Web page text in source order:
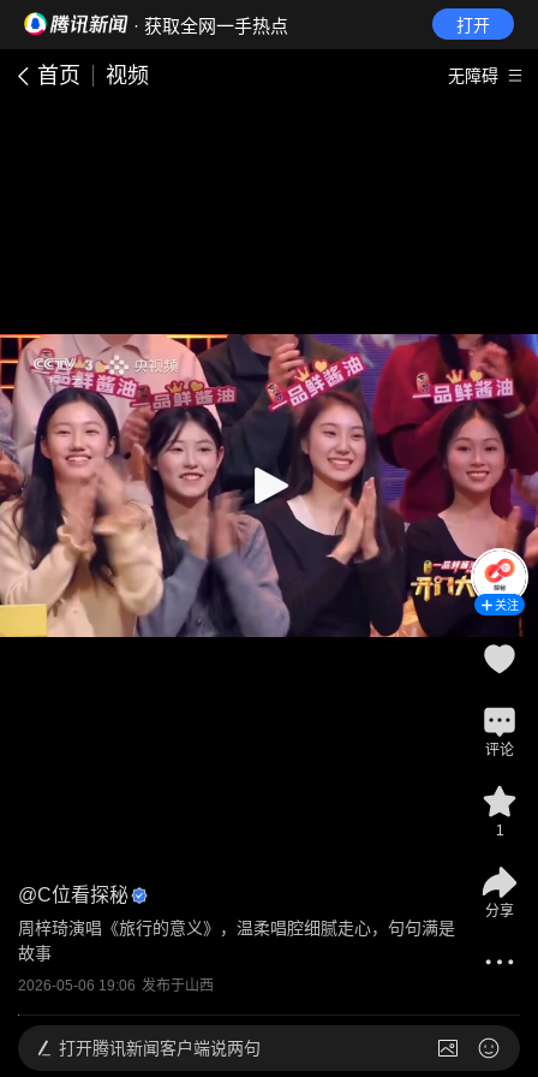
· 获取全网一手热点 打开
首页 视频 无障碍
@C位看探秘
周梓琦演唱《旅行的意义》，温柔唱腔细腻走心，句句满是
故事
2026-05-06 19:06 发布于山西
关注
评论
1
分享
打开腾讯新闻客户端说两句